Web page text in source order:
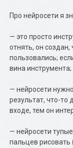
Про нейросети я
— это просто
отнять, он
пользовались;
вина инструмента;
— нейросети
результат, что-то
входе, тем он
— нейросети
пальцев рисовать